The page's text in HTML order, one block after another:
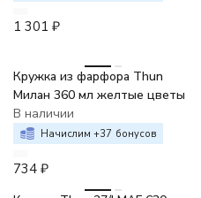
1 301 ₽
Кружка из фарфора Thun
Милан 360 мл желтые цветы
В наличии
Начислим +37 бонусов
734 ₽